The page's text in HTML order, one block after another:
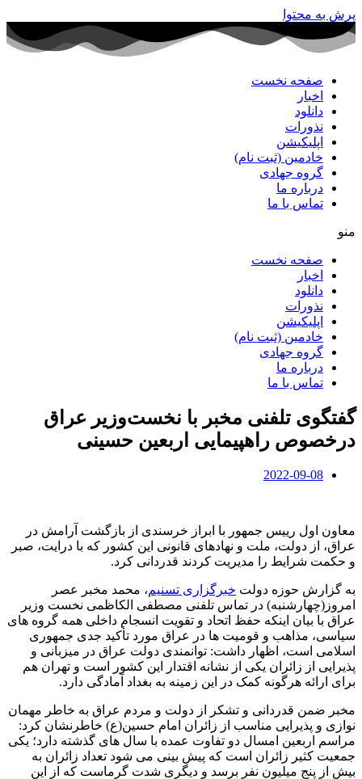
پرش به محتوا
صفحه نخست
اخبار
دانلود
نذورات
اپلیکیشن
خادمین (ثبت نام)
گروه جهادی
درباره ما
تماس با ما
منو
صفحه نخست
اخبار
دانلود
نذورات
اپلیکیشن
خادمین (ثبت نام)
گروه جهادی
درباره ما
تماس با ما
گفتگوی تلفنی مخبر با نخست‌وزیر عراق
درخصوص راهپیمایی اربعین حسینی
2022-09-08
معاون اول رییس جمهور با ابراز خرسندی از بازگشت آرامش در
عراق، از دولت، ملت و نهادهای قانونی این کشور که با درایت، صبر
و حکمت شرایط را مدیریت کردند قدردانی کرد.
به گزارش حوزه دولت خبرگزاری تسنیم، محمد مخبر عصر
امروز(چهارشنبه) در تماس تلفنی مصطفی الکاظمی نخست وزیر
عراق با بیان اینکه حفظ اتحاد و تقویت انسجام داخلی همه گروه های
سیاسی، مذاهب و قومیت ها در عراق مورد تأکید جدی جمهوری
اسلامی است، اظهار داشت: توانمندی دولت عراق در میزبانی و
پذیرایی از زائران یکی از نشانه اقتدار این کشور است و تهران هم
برای ارائه هرگونه کمک در این زمینه به بغداد آمادگی دارد.
مخبر ضمن قدردانی و تشکر از دولت و مردم عراق به خاطر مهمان
نوازی و پذیرایی مناسب از زائران امام حسین(ع) خاطرنشان کرد:
مراسم اربعین امسال دو تفاوت عمده با سال های گذشته دارد؛ یکی
جمعیت کثیر زائران است که پیش بینی می شود تعداد زائران به
بیش از پنج میلیون نفر برسد و دیگری شدت گرماست که از این